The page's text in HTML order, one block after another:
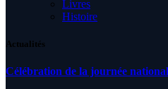
Livres
Histoire
Actualités
Célébration de la journée